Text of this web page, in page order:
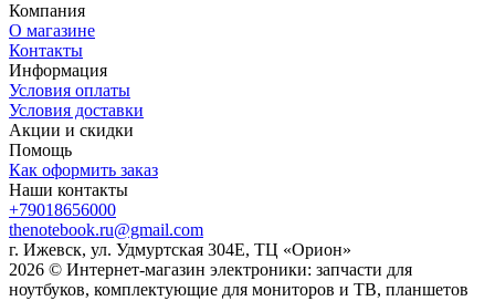
Компания
О магазине
Контакты
Информация
Условия оплаты
Условия доставки
Акции и скидки
Помощь
Как оформить заказ
Наши контакты
+79018656000
thenotebook.ru@gmail.com
г. Ижевск, ул. Удмуртская 304Е, ТЦ «Орион»
2026 © Интернет-магазин электроники: запчасти для
ноутбуков, комплектующие для мониторов и ТВ, планшетов